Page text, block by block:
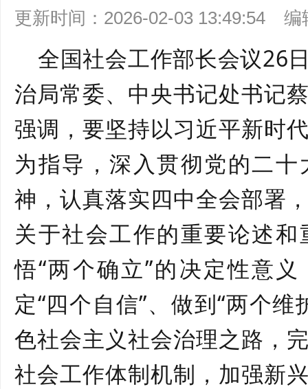
更新时间：2026-02-03 13:49:54 编
全国社会工作部长会议26
治局常委、中央书记处书记
强调，要坚持以习近平新时
为指导，深入贯彻党的二
神，认真落实四中全会部署
关于社会工作的重要论述
悟“两个确立”的决定性意
定“四个自信”、做到“两个
色社会主义社会治理之路，
社会工作体制机制，加强新